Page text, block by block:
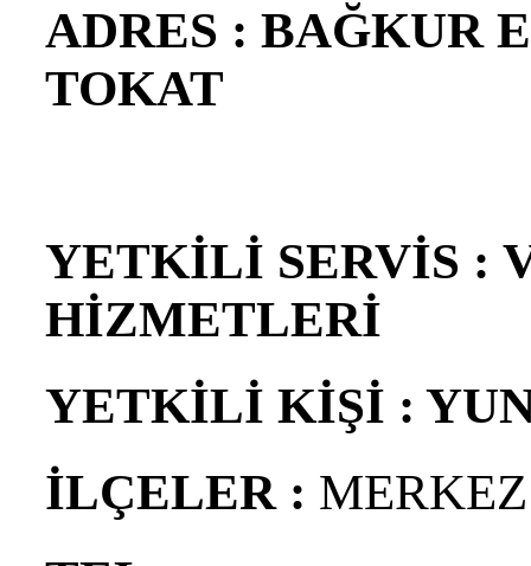
ADRES : BAĞKUR
TOKAT
YETKİLİ SERVİS :
HİZMETLERİ
YETKİLİ KİŞİ :
İLÇELER : MERKEZ